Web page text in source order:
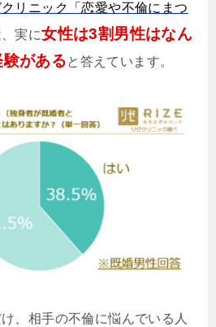
クリニック「恋愛や不倫にまつ
実に女性は3割男性はなん
があると答えています。
、相手の不倫に悩んでいる人